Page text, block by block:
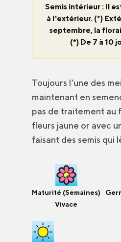
Semis intérieur : Il
à l'extérieur. (*)
septembre, la
(*) De 7 à 10
Toujours l’une des
maintenant en
pas de traitement au
fleurs jaune or avec
faisant des semis qui
Maturité (Semaines)
Vivace